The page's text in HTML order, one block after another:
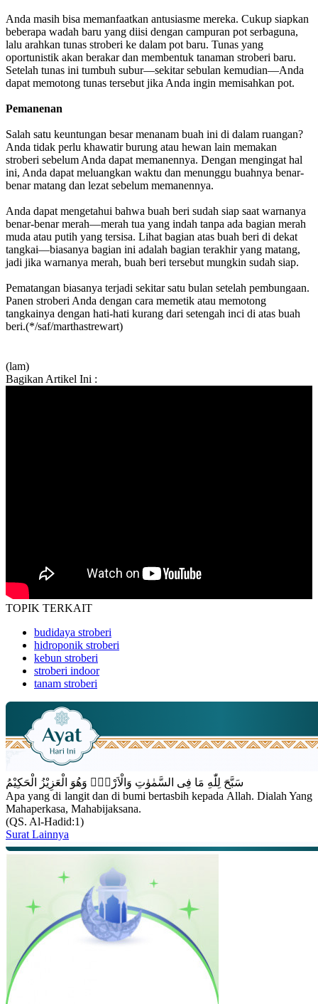
Anda masih bisa memanfaatkan antusiasme mereka. Cukup siapkan
beberapa wadah baru yang diisi dengan campuran pot serbaguna,
lalu arahkan tunas stroberi ke dalam pot baru. Tunas yang
oportunistik akan berakar dan membentuk tanaman stroberi baru.
Setelah tunas ini tumbuh subur—sekitar sebulan kemudian—Anda
dapat memotong tunas tersebut jika Anda ingin memisahkan pot.
Pemanenan
Salah satu keuntungan besar menanam buah ini di dalam ruangan?
Anda tidak perlu khawatir burung atau hewan lain memakan
stroberi sebelum Anda dapat memanennya. Dengan mengingat hal
ini, Anda dapat meluangkan waktu dan menunggu buahnya benar-
benar matang dan lezat sebelum memanennya.
Anda dapat mengetahui bahwa buah beri sudah siap saat warnanya
benar-benar merah—merah tua yang indah tanpa ada bagian merah
muda atau putih yang tersisa. Lihat bagian atas buah beri di dekat
tangkai—biasanya bagian ini adalah bagian terakhir yang matang,
jadi jika warnanya merah, buah beri tersebut mungkin sudah siap.
Pematangan biasanya terjadi sekitar satu bulan setelah pembungaan.
Panen stroberi Anda dengan cara memetik atau memotong
tangkainya dengan hati-hati kurang dari setengah inci di atas buah
beri.(*/saf/marthastrewart)
(lam)
Bagikan Artikel Ini :
TOPIK TERKAIT
budidaya stroberi
hidroponik stroberi
kebun stroberi
stroberi indoor
tanam stroberi
سَبَّحَ لِلّٰهِ مَا فِى السَّمٰوٰتِ وَالْاَرْضِۚ وَهُوَ الْعَزِيْزُ الْحَكِيْمُ
Apa yang di langit dan di bumi bertasbih kepada Allah. Dialah Yang
Mahaperkasa, Mahabijaksana.
(QS. Al-Hadid:1)
Surat Lainnya